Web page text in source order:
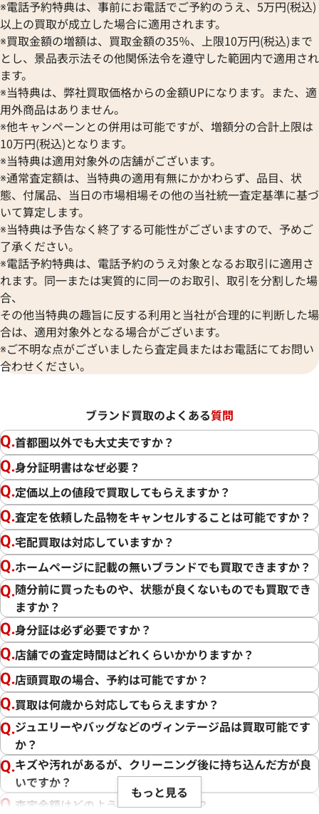
※電話予約特典は、事前にお電話でご予約のうえ、5万円(税込)
以上の買取が成立した場合に適用されます。
※買取金額の増額は、買取金額の35％、上限10万円(税込)まで
とし、景品表示法その他関係法令を遵守した範囲内で適用され
ます。
※当特典は、弊社買取価格からの金額UPになります。また、適
用外商品はありません。
※他キャンペーンとの併用は可能ですが、増額分の合計上限は
10万円(税込)となります。
※当特典は適用対象外の店舗がございます。
※通常査定額は、当特典の適用有無にかかわらず、品目、状
態、付属品、当日の市場相場その他の当社統一査定基準に基づ
いて算定します。
※当特典は予告なく終了する可能性がございますので、予めご
了承ください。
※電話予約特典は、電話予約のうえ対象となるお取引に適用さ
れます。同一または実質的に同一のお取引、取引を分割した場
合、
その他当特典の趣旨に反する利用と当社が合理的に判断した場
合は、適用対象外となる場合がございます。
※ご不明な点がございましたら査定員またはお電話にてお問い
合わせください。
ブランド買取のよくある質問
首都圏以外でも大丈夫ですか？
身分証明書はなぜ必要？
定価以上の値段で買取してもらえますか？
査定を依頼した品物をキャンセルすることは可能ですか？
宅配買取は対応していますか？
ホームページに記載の無いブランドでも買取できますか？
随分前に買ったものや、状態が良くないものでも買取でき
ますか？
身分証は必ず必要ですか？
店舗での査定時間はどれくらいかかりますか？
店頭買取の場合、予約は可能ですか？
買取は何歳から対応してもらえますか？
ジュエリーやバッグなどのヴィンテージ品は買取可能です
か？
キズや汚れがあるが、クリーニング後に持ち込んだ方が良
いですか？
査定金額はどのように決まりますか？
もっと見る